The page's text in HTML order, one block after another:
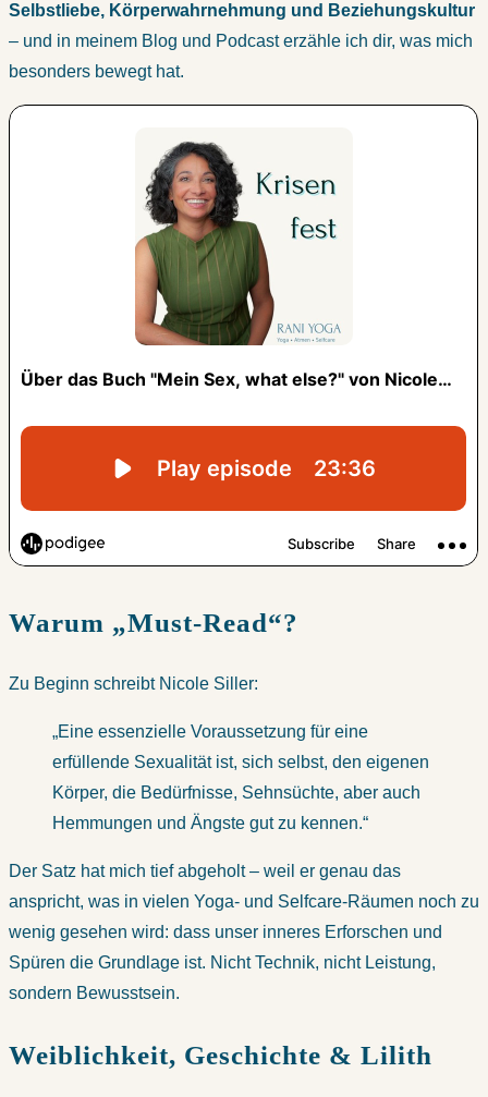
Selbstliebe, Körperwahrnehmung und Beziehungskultur
– und in meinem Blog und Podcast erzähle ich dir, was mich
besonders bewegt hat.
Warum „Must-Read“?
Zu Beginn schreibt Nicole Siller:
„Eine essenzielle Voraussetzung für eine
erfüllende Sexualität ist, sich selbst, den eigenen
Körper, die Bedürfnisse, Sehnsüchte, aber auch
Hemmungen und Ängste gut zu kennen.“
Der Satz hat mich tief abgeholt – weil er genau das
anspricht, was in vielen Yoga- und Selfcare-Räumen noch zu
wenig gesehen wird: dass unser inneres Erforschen und
Spüren die Grundlage ist. Nicht Technik, nicht Leistung,
sondern Bewusstsein.
Weiblichkeit, Geschichte & Lilith